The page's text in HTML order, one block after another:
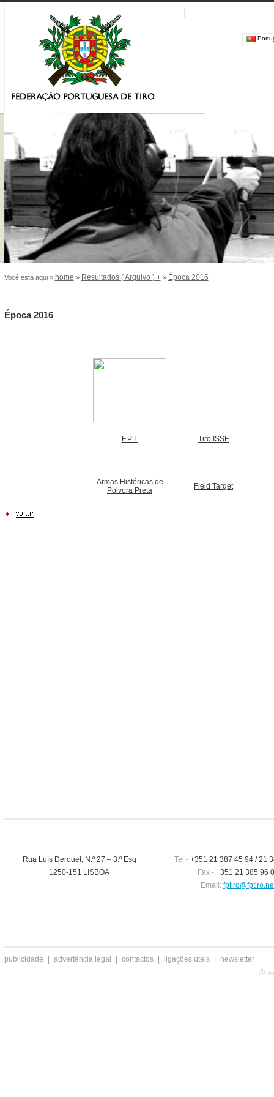
Você está aqui » home » Resultados ( Arquivo ) +» Época 2016
Época 2016
F.P.T. Tiro ISSF
Armas Históricas de
Pólvora Preta
Field Target
Rua Luís Derouet, N.º 27 – 3.º Esq
1250-151 LISBOA
Tel.-+351 21 387 45 94 / 21
Fax - +351 21 385 96
Email:
publicidade advertência legal contactos ligações úteis newsletter
®